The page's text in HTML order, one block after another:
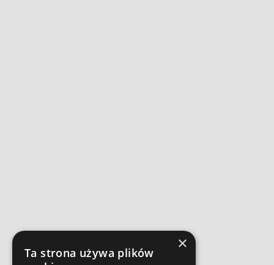
×
Ta strona używa plików